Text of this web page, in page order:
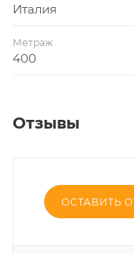
Италия
Метраж
400
Отзывы
ОСТАВИТЬ